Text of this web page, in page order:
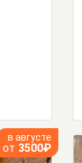
в августе
от 3500₽